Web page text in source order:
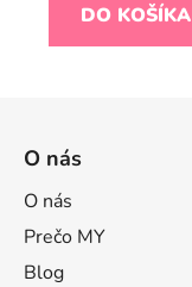
DO KOŠÍKA
O nás
O nás
Prečo MY
Blog